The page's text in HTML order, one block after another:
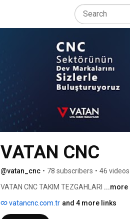
VATAN CNC
@vatan_cnc • 78 subscribers • 46 videos
VATAN CNC TAKIM TEZGAHLARI ...more
vatancnc.com.tr and 4 more links